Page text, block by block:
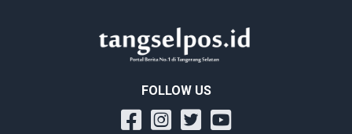
FOLLOW US